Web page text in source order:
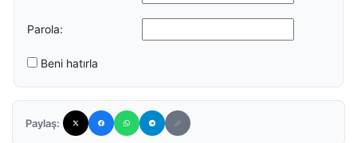
Parola:
Beni hatırla
Paylaş: